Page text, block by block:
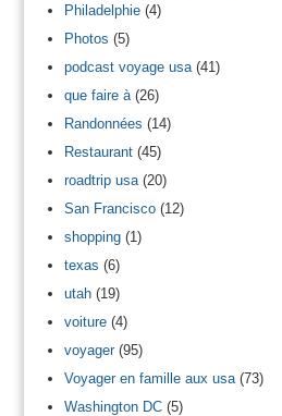
Philadelphie(4)
Photos (5)
podcast voyage usa(41)
que faire à(26)
Randonnées (14)
Restaurant(45)
roadtrip usa(20)
San Francisco(12)
shopping(1)
texas (6)
utah(19)
voiture(4)
voyager(95)
Voyager en famille aux usa(73)
Washington DC(5)